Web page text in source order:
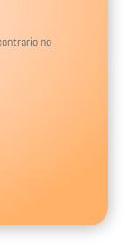
no